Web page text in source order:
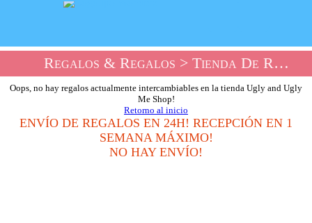
Regalos & Regalos > Tienda De Regalos Ugly And Bad Me
Oops, no hay regalos actualmente intercambiables en la tienda Ugly and Ugly
Me Shop!
Retorno al inicio
ENVÍO DE REGALOS EN 24H! RECEPCIÓN EN 1
SEMANA MÁXIMO!
NO HAY ENVÍO!